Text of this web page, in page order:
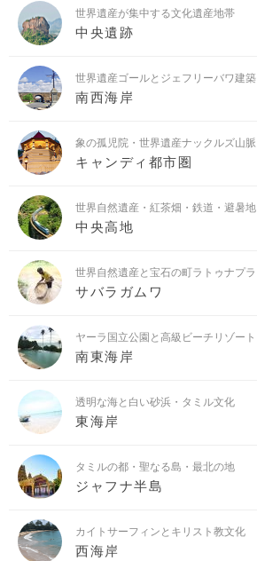
世界遺産が集中する文化遺産地帯
中央遺跡
世界遺産ゴールとジェフリーバワ建築
南西海岸
象の孤児院・世界遺産ナックルズ山脈
キャンディ都市圏
世界自然遺産・紅茶畑・鉄道・避暑地
中央高地
世界自然遺産と宝石の町ラトゥナプラ
サバラガムワ
ヤーラ国立公園と高級ビーチリゾート
南東海岸
透明な海と白い砂浜・タミル文化
東海岸
タミルの都・聖なる島・最北の地
ジャフナ半島
カイトサーフィンとキリスト教文化
西海岸